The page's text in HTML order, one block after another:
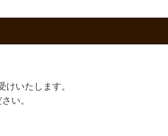
いたします。
い。